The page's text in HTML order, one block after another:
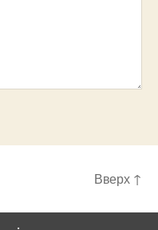
Вверх ↑